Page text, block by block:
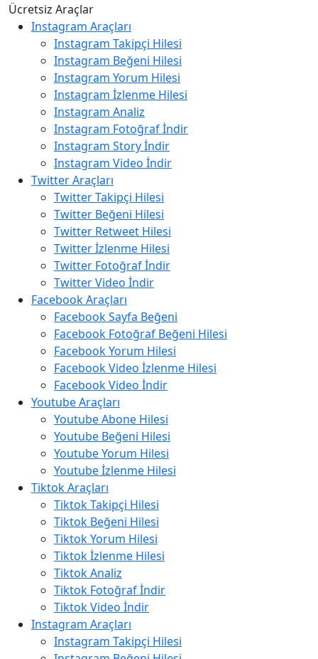
Ücretsiz Araçlar
Instagram Araçları
Instagram Takipçi Hilesi
Instagram Beğeni Hilesi
Instagram Yorum Hilesi
Instagram İzlenme Hilesi
Instagram Analiz
Instagram Fotoğraf İndir
Instagram Story İndir
Instagram Video İndir
Twitter Araçları
Twitter Takipçi Hilesi
Twitter Beğeni Hilesi
Twitter Retweet Hilesi
Twitter İzlenme Hilesi
Twitter Fotoğraf İndir
Twitter Video İndir
Facebook Araçları
Facebook Sayfa Beğeni
Facebook Fotoğraf Beğeni Hilesi
Facebook Yorum Hilesi
Facebook Video İzlenme Hilesi
Facebook Video İndir
Youtube Araçları
Youtube Abone Hilesi
Youtube Beğeni Hilesi
Youtube Yorum Hilesi
Youtube İzlenme Hilesi
Tiktok Araçları
Tiktok Takipçi Hilesi
Tiktok Beğeni Hilesi
Tiktok Yorum Hilesi
Tiktok İzlenme Hilesi
Tiktok Analiz
Tiktok Fotoğraf İndir
Tiktok Video İndir
Instagram Araçları
Instagram Takipçi Hilesi